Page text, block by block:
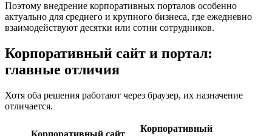
Поэтому внедрение корпоративных порталов особенно
актуально для среднего и крупного бизнеса, где ежедневно
взаимодействуют десятки или сотни сотрудников.
Корпоративный сайт и портал:
главные отличия
Хотя оба решения работают через браузер, их назначение
отличается.
Корпоративный сайт
Корпоративный